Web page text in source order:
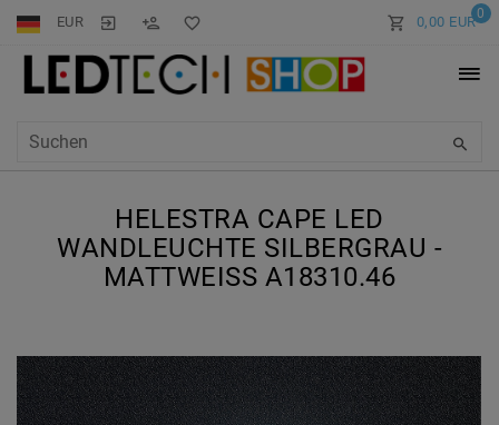
EUR 0
0,00 EUR
HELESTRA CAPE LED
WANDLEUCHTE SILBERGRAU -
MATTWEISS A18310.46